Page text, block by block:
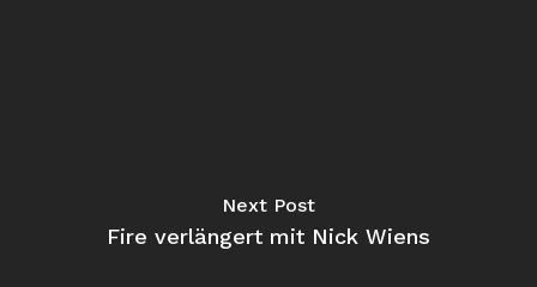
Next Post
Fire verlängert mit Nick Wiens